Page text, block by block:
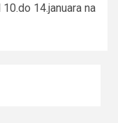
14.januara na